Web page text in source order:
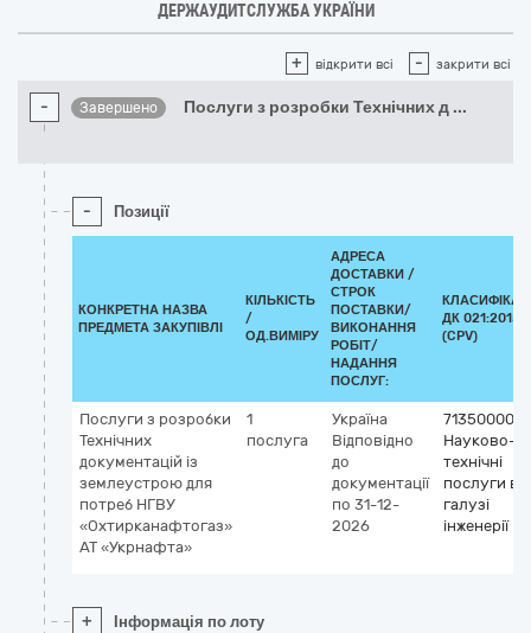
ДЕРЖАУДИТСЛУЖБА УКРАЇНИ
+ відкрити всі - закрити всі
- Завершено Послуги з розробки Технічних д ...
- Позиції
КОНКРЕТНА НАЗВА
ПРЕДМЕТА ЗАКУПІВЛІ
КІЛЬКІСТЬ
/
ОД.ВИМІРУ
АДРЕСА
ДОСТАВКИ /
СТРОК
ПОСТАВКИ/
ВИКОНАННЯ
РОБІТ/
НАДАННЯ
ПОСЛУГ:
ДК 021:2015
(CPV)
Послуги з розробки
Технічних
документацій із
землеустрою для
потреб НГВУ
«Охтирканафтогаз»
АТ «Укрнафта»
1
послуга
Україна
Відповідно
до
документації
по 31-12-
2026
71350000-6
Науково-
технічні
послуги в
галузі
інженерії
+ Інформація по лоту